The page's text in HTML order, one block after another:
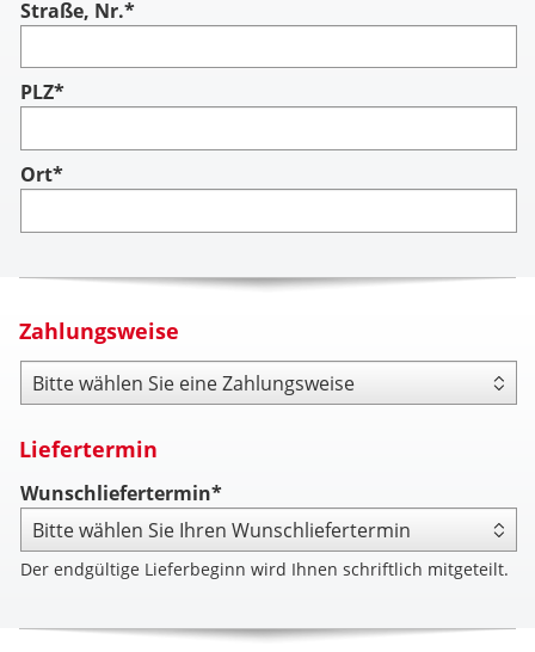
Straße, Nr.*
PLZ*
Ort*
Zahlungsweise
Zahlungsweise
Liefertermin
Wunschliefertermin*
Der endgültige Lieferbeginn wird Ihnen schriftlich mitgeteilt.